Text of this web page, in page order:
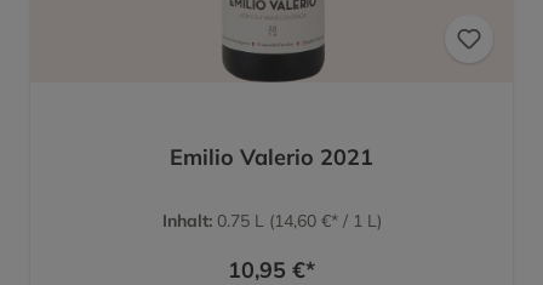
Emilio Valerio 2021
Inhalt: 0.75 L (14,60 €* / 1 L)
10,95 €*